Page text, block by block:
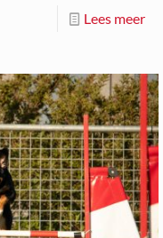
Lees meer